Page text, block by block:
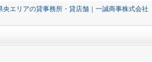
エリアの貸事務所・貸店舗｜一誠商事株式会社